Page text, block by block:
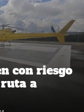
con riesgo
a